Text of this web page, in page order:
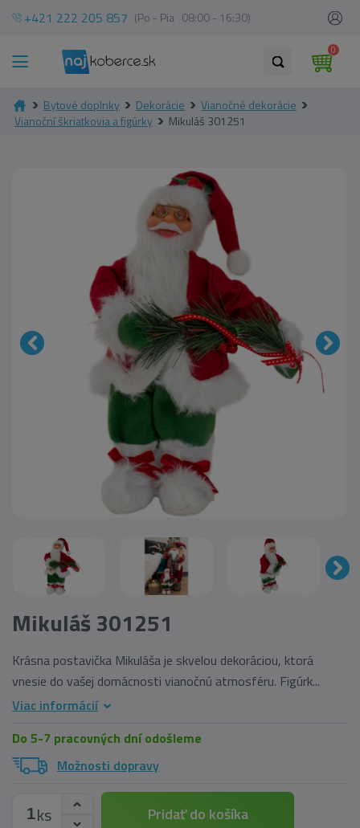
+421 222 205 857 (Po - Pia 08:00 - 16:30)
0
Bytové doplnky Dekorácie
Vianočné dekorácie
Vianoční škriatkovia a figúrky
Mikuláš 301251
Mikuláš 301251
Krásna postavička Mikuláša je skvelou dekoráciou, ktorá
vnesie do vašej domácnosti vianočnú atmosféru. Figúrk...
Viac informácií
Do 5-7 pracovných dní odošleme
Možnosti dopravy
ks Pridať do košíka